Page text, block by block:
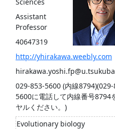
Assistant
Professor
40647319
http://yhirakawa.weebly.com
029-853-5600 (内線
5600に電話して内線番号8794
ヤルください。)
Evolutionary biology